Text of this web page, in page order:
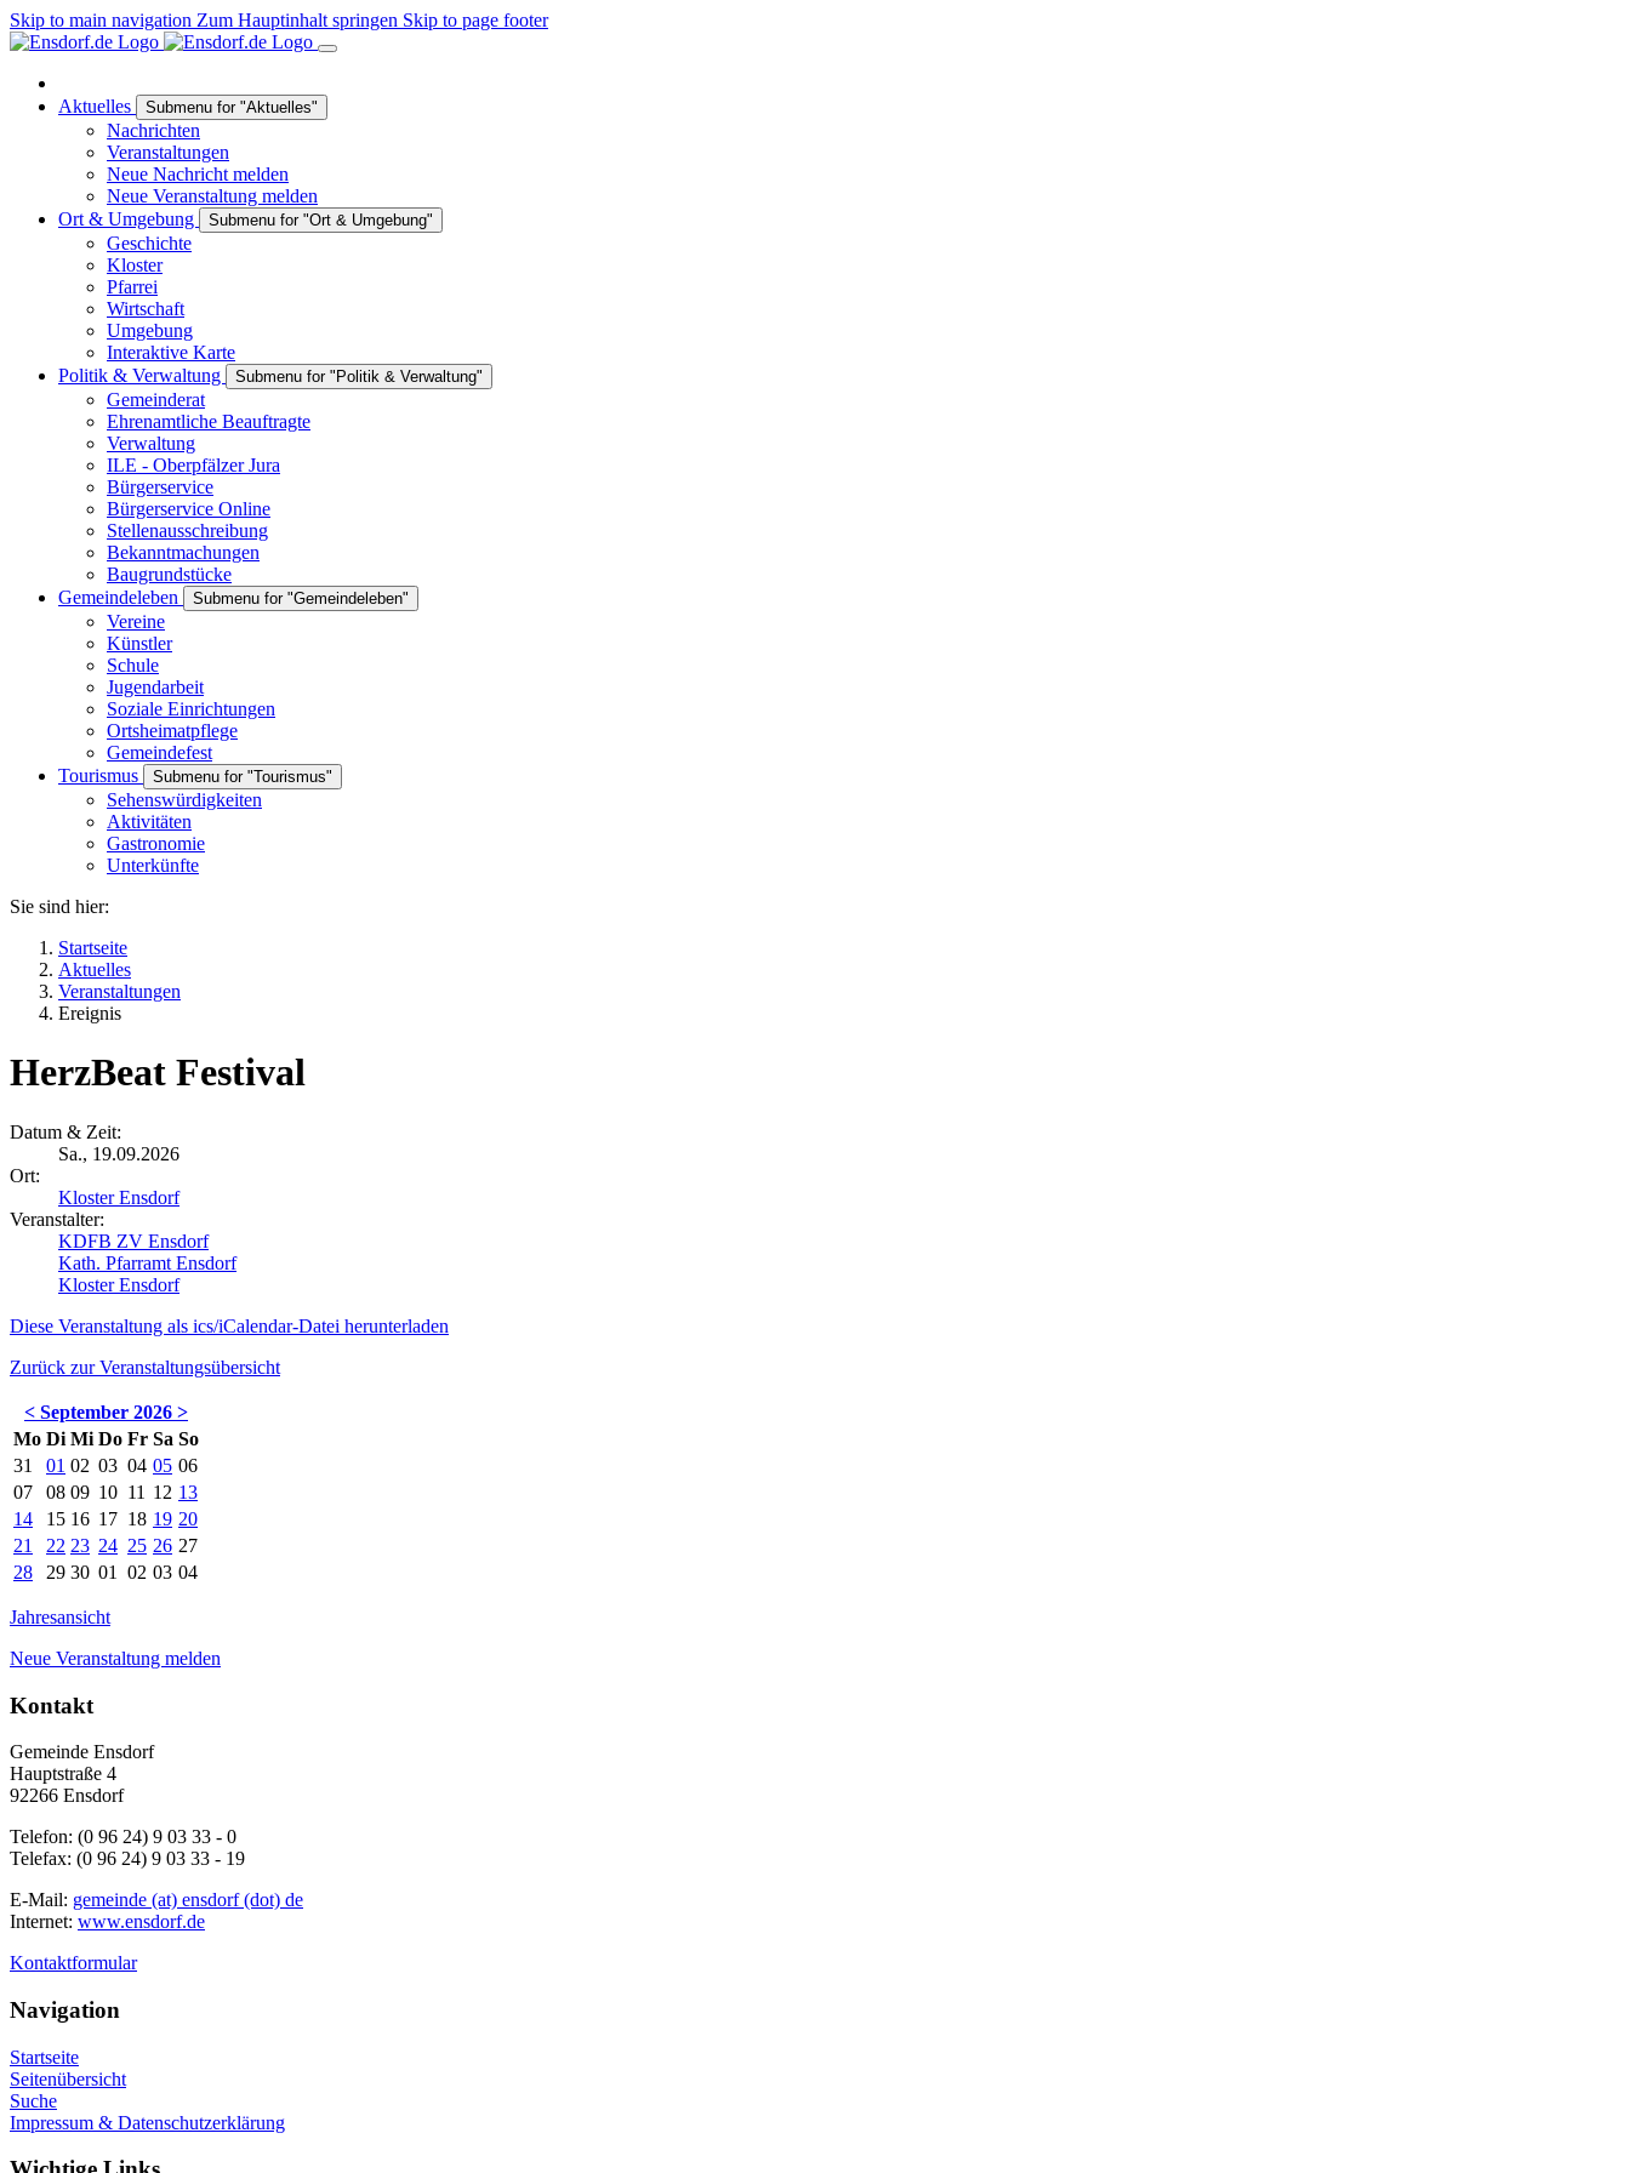
Skip to main navigation Zum Hauptinhalt springen Skip to page footer
Aktuelles Submenu for "Aktuelles"
Nachrichten
Veranstaltungen
Neue Nachricht melden
Neue Veranstaltung melden
Ort & Umgebung
Submenu for "Ort & Umgebung"
Geschichte
Kloster
Pfarrei
Wirtschaft
Umgebung
Interaktive Karte
Politik & Verwaltung
Submenu for "Politik & Verwaltung"
Gemeinderat
Ehrenamtliche Beauftragte
Verwaltung
ILE - Oberpfälzer Jura
Bürgerservice
Bürgerservice Online
Stellenausschreibung
Bekanntmachungen
Baugrundstücke
Gemeindeleben
Submenu for "Gemeindeleben"
Vereine
Künstler
Schule
Jugendarbeit
Soziale Einrichtungen
Ortsheimatpflege
Gemeindefest
Tourismus
Submenu for "Tourismus"
Sehenswürdigkeiten
Aktivitäten
Gastronomie
Unterkünfte
Sie sind hier:
Startseite
Aktuelles
Veranstaltungen
Ereignis
HerzBeat Festival
Datum & Zeit:
Sa., 19.09.2026
Ort:
Kloster Ensdorf
Veranstalter:
KDFB ZV Ensdorf
Kath. Pfarramt Ensdorf
Kloster Ensdorf
Diese Veranstaltung als ics/iCalendar-Datei herunterladen
Zurück zur Veranstaltungsübersicht
< September 2026 >
Mo Di Mi Do Fr Sa So
31
01 02 03 04 05 06
07
08 09 10 11 12 13
14
15 16 17 18 19 20
21
22 23 24 25 26 27
28
29 30 01 02 03 04
Jahresansicht
Neue Veranstaltung melden
Kontakt
Gemeinde Ensdorf
Hauptstraße 4
92266 Ensdorf
Telefon: (0 96 24) 9 03 33 - 0
Telefax: (0 96 24) 9 03 33 - 19
E-Mail: gemeinde (at) ensdorf (dot) de
Internet: www.ensdorf.de
Kontaktformular
Navigation
Startseite
Seitenübersicht
Suche
Impressum & Datenschutzerklärung